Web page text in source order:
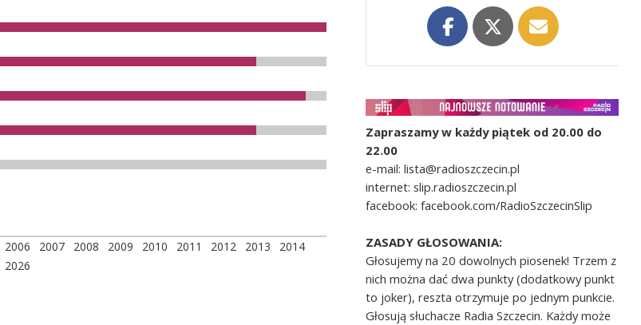
2006 2007 2008 2009 2010 2011 2012 2013
2014
2026
Zapraszamy w każdy piątek od 20.00 do
22.00
e-mail: lista@radioszczecin.pl
internet: slip.radioszczecin.pl
facebook: facebook.com/RadioSzczecinSlip
ZASADY GŁOSOWANIA:
Głosujemy na 20 dowolnych piosenek! Trzem z
nich można dać dwa punkty (dodatkowy punkt
to joker), reszta otrzymuje po jednym punkcie.
Głosują słuchacze Radia Szczecin. Każdy może